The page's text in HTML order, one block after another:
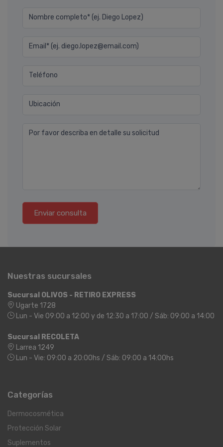
Nombre completo* (ej. Diego Lopez)
Email* (ej. diego.lopez@email.com)
Teléfono
Ubicación
Por favor describa en detalle su solicitud
Enviar consulta
Nuestras sucursales
Sucursal OLIVOS - RETIRO EXPRESS
Ugarte 1728
Lun - Vie 09:00 a 12:00 y de 12:30 a 17:00 / Sáb: 09:00 a 14:00
Sucursal RECOLETA
Larrea 1249
Lun - Vie: 09:00 a 20:00hs / Sáb: 09:00 a 14:00hs
Categorías
Dermocosmética
Protección Solar
Suplementos